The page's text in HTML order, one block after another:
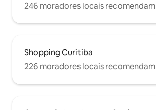
246 moradores locais recomendam
Shopping Curitiba
226 moradores locais recomendam